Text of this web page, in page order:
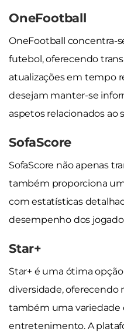
OneFootball
OneFootball concentra-
futebol, oferecendo
atualizações em tempo
desejam manter-se
aspetos relacionados ao
SofaScore
SofaScore não apenas
também proporciona
com estatísticas
desempenho dos
Star+
Star+ é uma ótima
diversidade, oferecendo
também uma
entretenimento. A